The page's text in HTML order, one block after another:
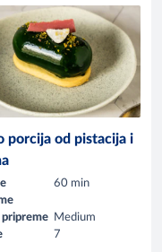
porcija od pistacija i
60 min
pripreme
Medium
7